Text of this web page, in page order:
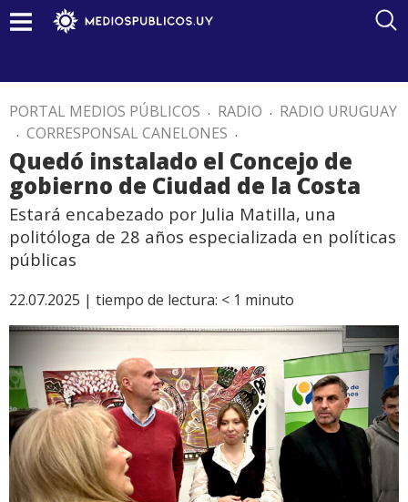
PORTAL MEDIOS PÚBLICOS . RADIO . RADIO URUGUAY
. CORRESPONSAL CANELONES .
Quedó instalado el Concejo de
gobierno de Ciudad de la Costa
Estará encabezado por Julia Matilla, una
politóloga de 28 años especializada en políticas
públicas
22.07.2025 | tiempo de lectura: < 1 minuto